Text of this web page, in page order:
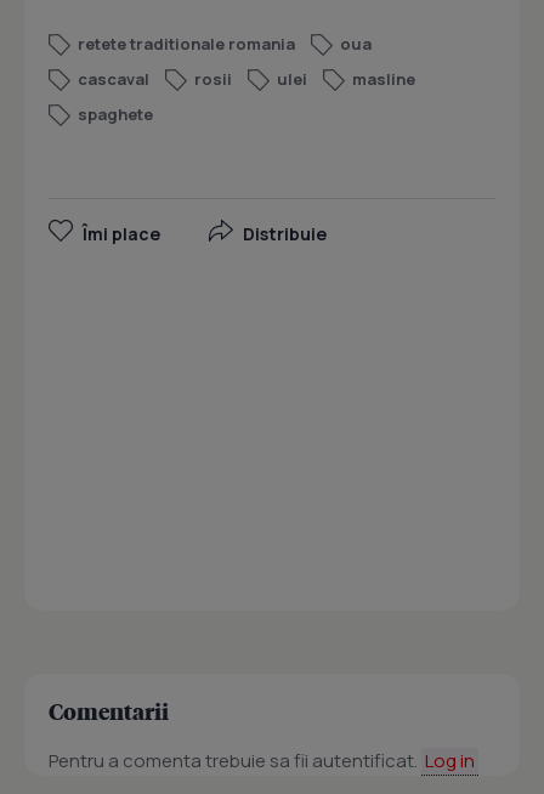
retete traditionale romania
oua
cascaval
rosii ulei
masline
spaghete
Îmi place Distribuie
Comentarii
Pentru a comenta trebuie sa fii autentificat. Log in